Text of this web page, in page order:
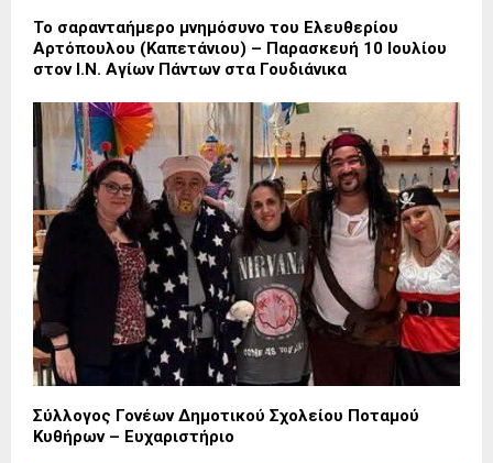
Το σαρανταήμερο μνημόσυνο του Ελευθερίου
Αρτόπουλου (Καπετάνιου) – Παρασκευή 10 Ιουλίου
στον Ι.Ν. Αγίων Πάντων στα Γουδιάνικα
Σύλλογος Γονέων Δημοτικού Σχολείου Ποταμού
Κυθήρων – Ευχαριστήριο